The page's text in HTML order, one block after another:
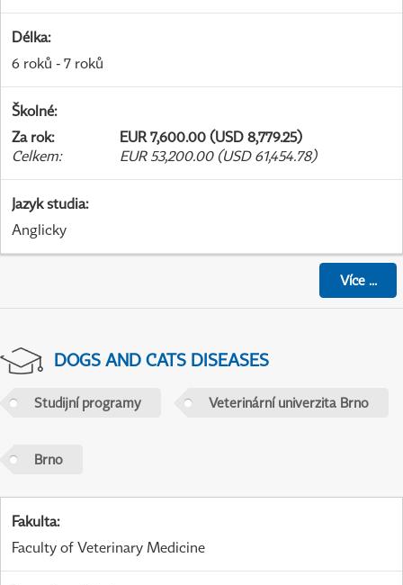
Délka:
6 roků - 7 roků
Školné:
Za rok:
EUR 7,600.00 (USD 8,779.25)
Celkem: EUR 53,200.00 (USD 61,454.78)
Jazyk studia:
Anglicky
Více...
DOGS AND CATS DISEASES
Studijní programy Veterinární univerzita Brno
Brno
Fakulta:
Faculty of Veterinary Medicine